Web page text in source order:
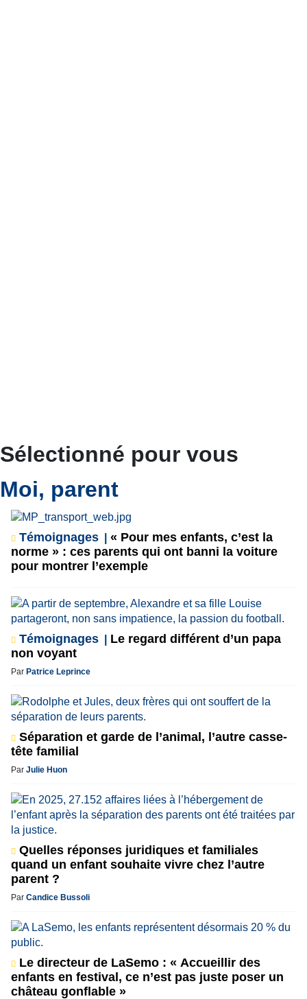
Sélectionné pour vous
Moi, parent
Témoignages
« Pour mes enfants, c’est la
norme » : ces parents qui ont banni la voiture
pour montrer l’exemple
Témoignages
Le regard différent d’un papa
non voyant
Par Patrice Leprince
Séparation et garde de l’animal, l’autre casse-
tête familial
Par Julie Huon
Quelles réponses juridiques et familiales
quand un enfant souhaite vivre chez l’autre
parent ?
Par Candice Bussoli
Le directeur de LaSemo : « Accueillir des
enfants en festival, ce n’est pas juste poser un
château gonflable »